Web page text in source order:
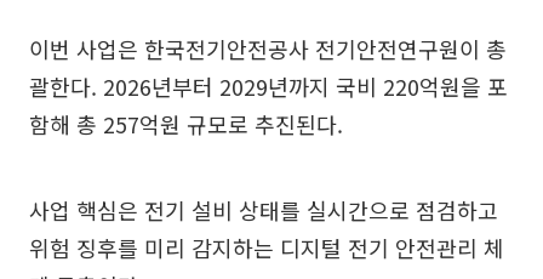
이번 사업은 한국전기안전공사 전기안전연구원이 총
괄한다. 2026년부터 2029년까지 국비 220억원을 포
함해 총 257억원 규모로 추진된다.
사업 핵심은 전기 설비 상태를 실시간으로 점검하고
위험 징후를 미리 감지하는 디지털 전기 안전관리 체